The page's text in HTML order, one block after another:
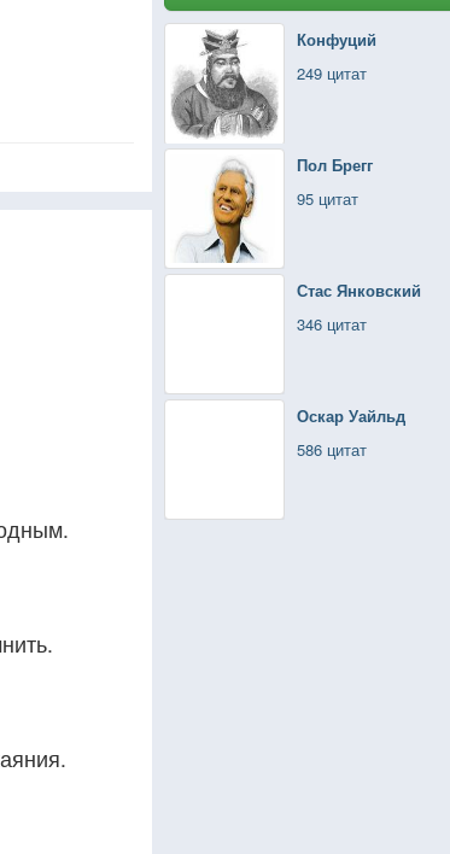
Конфуций
249 цитат
Пол Брегг
95 цитат
Стас Янковский
346 цитат
Оскар Уайльд
586 цитат